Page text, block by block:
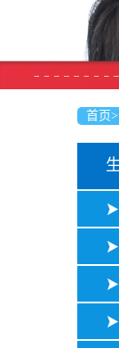
首页>